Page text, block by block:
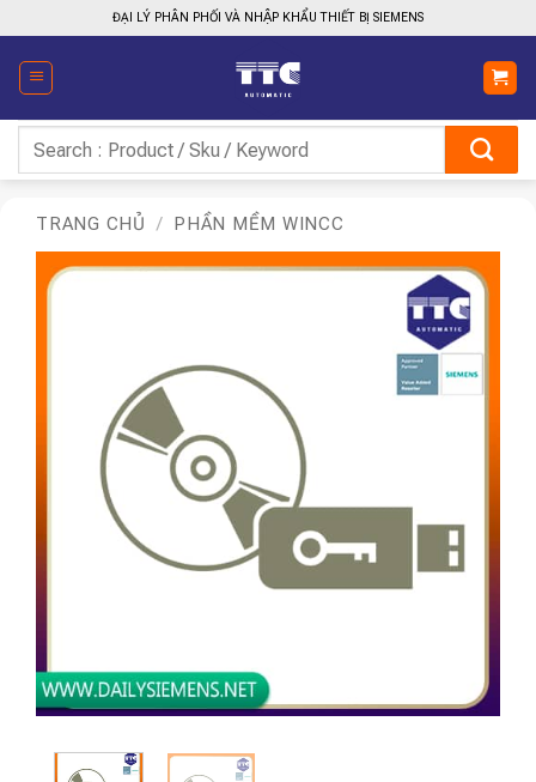
qua
nội
dung
ĐẠI LÝ PHÂN PHỐI VÀ NHẬP KHẨU THIẾT BỊ SIEMENS
kiếm:
TRANG CHỦ / PHẦN MỀM WINCC